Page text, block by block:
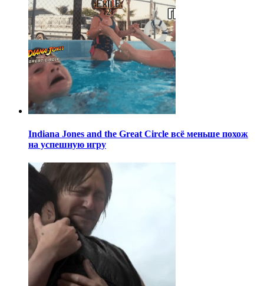
Indiana Jones and the Great Circle всё меньше похож
на успешную игру